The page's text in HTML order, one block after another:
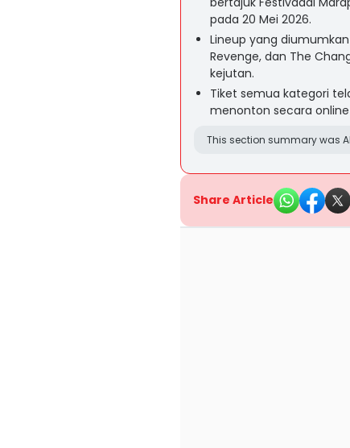
pada 20 Mei 2026.
Lineup yang diumumkan
Revenge, dan The
kejutan.
Tiket semua kategori
menonton secara
This section summary was
Share Article